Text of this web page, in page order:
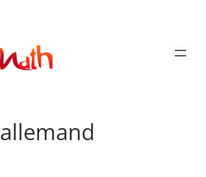
allemand